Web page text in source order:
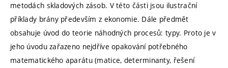
metodách skladových zásob. V této části jsou ilustrační
příklady brány především z ekonomie. Dále předmět
obsahuje úvod do teorie náhodných procesů: typy. Proto je v
jeho úvodu zařazeno nejdříve opakování potřebného
matematického aparátu (matice, determinanty, řešení